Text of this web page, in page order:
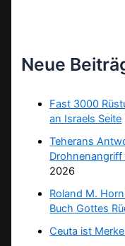
Neue
Fast 3000
an Israels Seite
Teherans
Drohnenangriff
2026
Roland M.
Buch Gottes
Ceuta ist